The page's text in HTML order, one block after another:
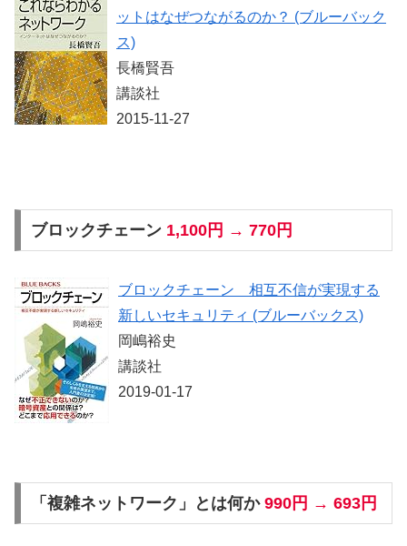
ットはなぜつながるのか？ (ブルーバック
ス)
長橋賢吾
講談社
2015-11-27
ブロックチェーン 1,100円 → 770円
ブロックチェーン 相互不信が実現する
新しいセキュリティ (ブルーバックス)
岡嶋裕史
講談社
2019-01-17
「複雑ネットワーク」とは何か 990円 → 693円